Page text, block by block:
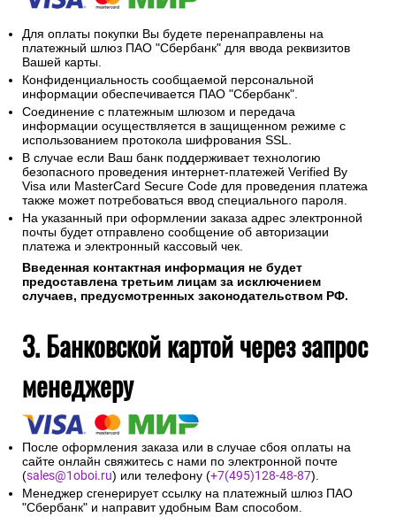
Для оплаты покупки Вы будете перенаправлены на
платежный шлюз ПАО "Сбербанк" для ввода реквизитов
Вашей карты.
Конфиденциальность сообщаемой персональной
информации обеспечивается ПАО "Сбербанк".
Соединение с платежным шлюзом и передача
информации осуществляется в защищенном режиме с
использованием протокола шифрования SSL.
В случае если Ваш банк поддерживает технологию
безопасного проведения интернет-платежей Verified By
Visa или MasterCard Secure Code для проведения платежа
также может потребоваться ввод специального пароля.
На указанный при оформлении заказа адрес электронной
почты будет отправлено сообщение об авторизации
платежа и электронный кассовый чек.
Введенная контактная информация не будет
предоставлена третьим лицам за исключением
случаев, предусмотренных законодательством РФ.
3. Банковской картой через запрос
менеджеру
После оформления заказа или в случае сбоя оплаты на
сайте онлайн свяжитесь с нами по электронной почте
(sales@1oboi.ru) или телефону (+7(495)128-48-87).
Менеджер сгенерирует ссылку на платежный шлюз ПАО
"Сбербанк" и направит удобным Вам способом.